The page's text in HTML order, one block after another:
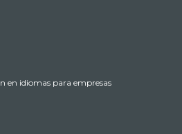
en idiomas para empresas